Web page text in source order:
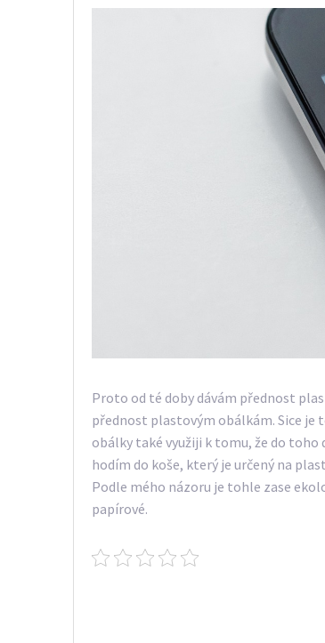
Proto od té doby dávám přednost
přednost plastovým obálkám. Sice je
obálky také využiji k tomu, že do
hodím do koše, který je určený na
Podle mého názoru je tohle zase
papírové.